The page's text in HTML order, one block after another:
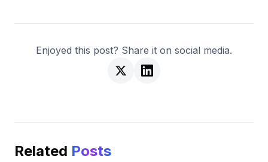
Enjoyed this post? Share it on social media.
Related Posts